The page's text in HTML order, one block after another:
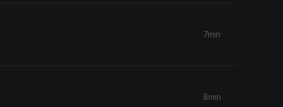
7min
8min